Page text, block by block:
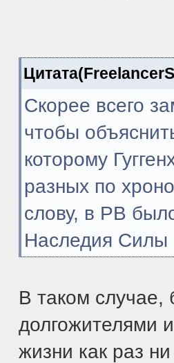
Скорее всего
чтобы
которому
разных по
слову, в РВ
Наследия Силы
В таком
долгожителями
жизни как раз